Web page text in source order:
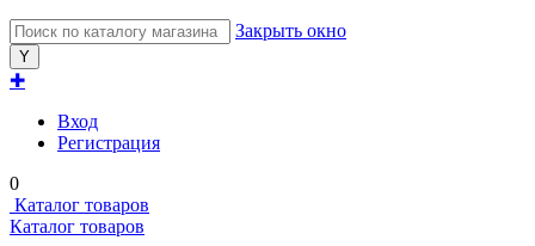
Закрыть окно
✚
Вход
Регистрация
0
Каталог товаров
Каталог товаров